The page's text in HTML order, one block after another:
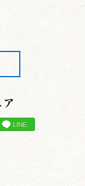
りかなり高く
にもっと注意
水平まで下